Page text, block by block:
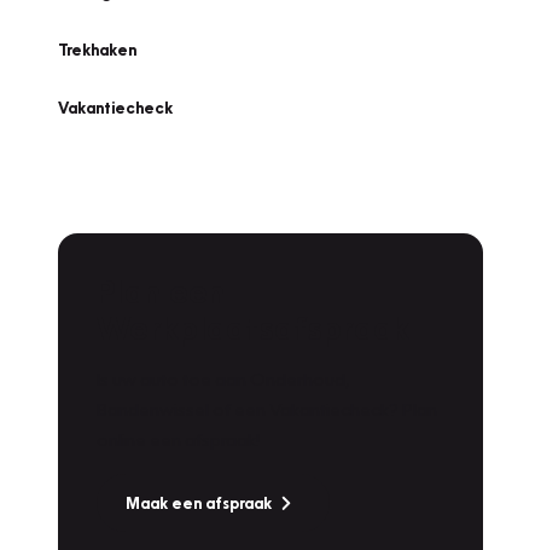
Trekhaken
Vakantiecheck
Maak een afspraak